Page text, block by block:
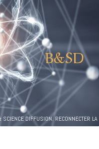
B&SD
SCIENCE DIFFUSION. RECONNECTER